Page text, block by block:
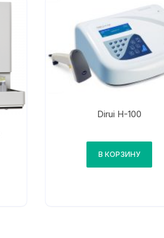
Dirui H-100
В КОРЗИНУ